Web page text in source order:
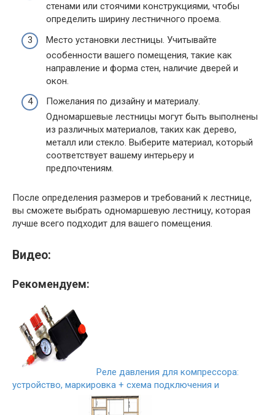
стенами или стоячими конструкциями, чтобы
определить ширину лестничного проема.
Место установки лестницы. Учитывайте
особенности вашего помещения, такие как
направление и форма стен, наличие дверей и
окон.
Пожелания по дизайну и материалу.
Одномаршевые лестницы могут быть выполнены
из различных материалов, таких как дерево,
металл или стекло. Выберите материал, который
соответствует вашему интерьеру и
предпочтениям.
После определения размеров и требований к лестнице,
вы сможете выбрать одномаршевую лестницу, которая
лучше всего подходит для вашего помещения.
Видео:
Рекомендуем:
Реле давления для компрессора:
устройство, маркировка + схема подключения и